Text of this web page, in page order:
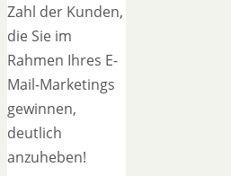
Zahl der Kunden,
die Sie im
Rahmen Ihres E-
Mail-Marketings
gewinnen,
deutlich
anzuheben!